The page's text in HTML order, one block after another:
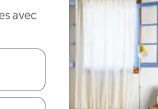
avec
vers le haut et vers le